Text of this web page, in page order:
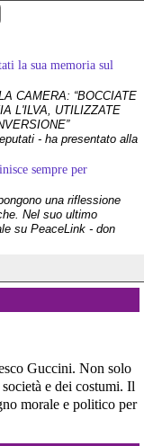
la sua memoria sul
CAMERA: “BOCCIATE
L'ILVA, UTILIZZATE
- ha presentato alla
sempre per
una riflessione
Nel suo ultimo
su PeaceLink - don
salute viene prima”
sostegno e la più sentita
Tarantini che
cilena con la sua
Cile, la storia di Víctor
e alla resistenza. La
arricchita con undici
dal primo Novecento a
Guccini. Non solo
e dei costumi. Il
morale e politico per